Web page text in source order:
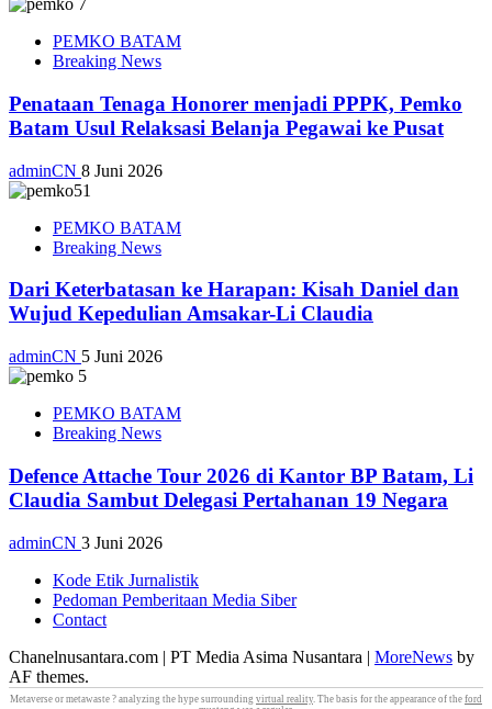
PEMKO BATAM
Breaking News
Penataan Tenaga Honorer menjadi PPPK, Pemko
Batam Usul Relaksasi Belanja Pegawai ke Pusat
adminCN 8 Juni 2026
PEMKO BATAM
Breaking News
Dari Keterbatasan ke Harapan: Kisah Daniel dan
Wujud Kepedulian Amsakar-Li Claudia
adminCN 5 Juni 2026
PEMKO BATAM
Breaking News
Defence Attache Tour 2026 di Kantor BP Batam, Li
Claudia Sambut Delegasi Pertahanan 19 Negara
adminCN 3 Juni 2026
Kode Etik Jurnalistik
Pedoman Pemberitaan Media Siber
Contact
Chanelnusantara.com | PT Media Asima Nusantara | MoreNews by
AF themes.
Metaverse or metawaste ? analyzing the hype surrounding virtual reality. The basis for the appearance of the ford